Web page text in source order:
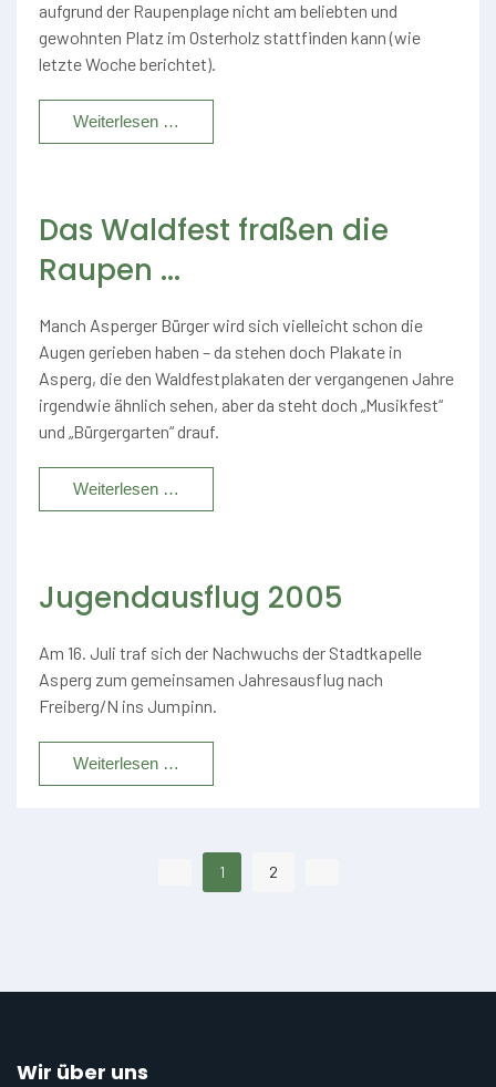
aufgrund der Raupenplage nicht am beliebten und
gewohnten Platz im Osterholz stattfinden kann (wie
letzte Woche berichtet).
Weiterlesen …
Das Waldfest fraßen die
Raupen ...
Manch Asperger Bürger wird sich vielleicht schon die
Augen gerieben haben – da stehen doch Plakate in
Asperg, die den Waldfestplakaten der vergangenen Jahre
irgendwie ähnlich sehen, aber da steht doch „Musikfest“
und „Bürgergarten“ drauf.
Weiterlesen …
Jugendausflug 2005
Am 16. Juli traf sich der Nachwuchs der Stadtkapelle
Asperg zum gemeinsamen Jahresausflug nach
Freiberg/N ins Jumpinn.
Weiterlesen …
1 2
Wir über uns